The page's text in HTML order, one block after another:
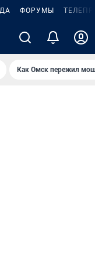
ФОРУМЫ
Как Омск пережил